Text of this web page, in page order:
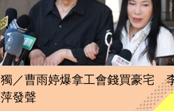
獨／曹雨婷爆拿工會錢買豪宅
萍發聲